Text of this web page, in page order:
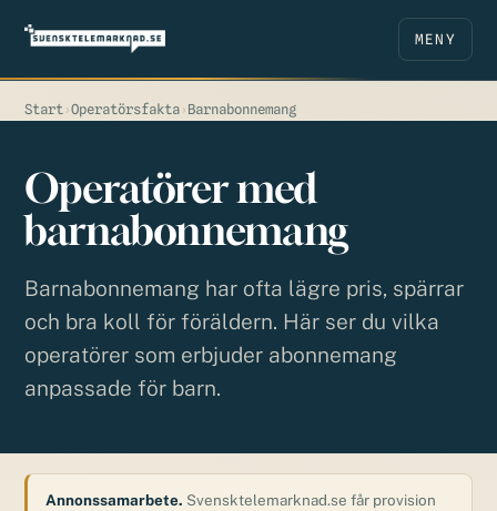
MENY
Start ›Operatörsfakta › Barnabonnemang
Operatörer med
barnabonnemang
Barnabonnemang har ofta lägre pris, spärrar
och bra koll för föräldern. Här ser du vilka
operatörer som erbjuder abonnemang
anpassade för barn.
Annonssamarbete. Svensktelemarknad.se får provision